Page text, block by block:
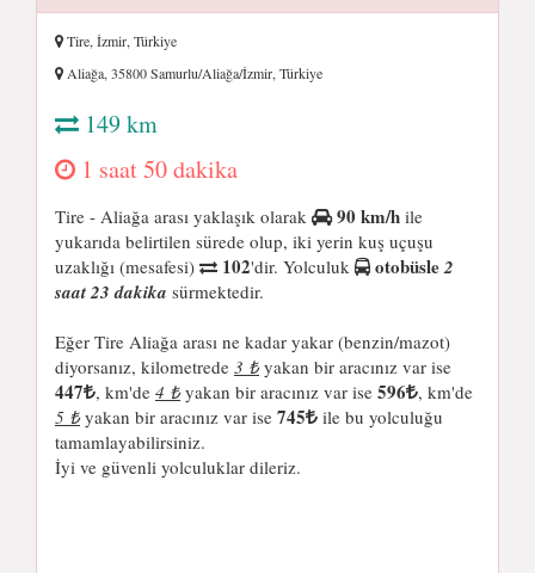
Tire, İzmir, Türkiye
Aliağa, 35800 Samurlu/Aliağa/İzmir, Türkiye
149 km
1 saat 50 dakika
Tire - Aliağa arası yaklaşık olarak 90 km/h ile
yukarıda belirtilen sürede olup, iki yerin kuş uçuşu
uzaklığı (mesafesi)
102'dir. Yolculuk otobüsle2
saat 23 dakika sürmektedir.
Eğer Tire Aliağa arası ne kadar yakar (benzin/mazot)
diyorsanız, kilometrede 3 ₺yakan bir aracınız var ise
447 , km'de 4 ₺yakan bir aracınız var ise 596 , km'de
5 ₺yakan bir aracınız var ise 745
ile bu yolculuğu
tamamlayabilirsiniz.
İyi ve güvenli yolculuklar dileriz.